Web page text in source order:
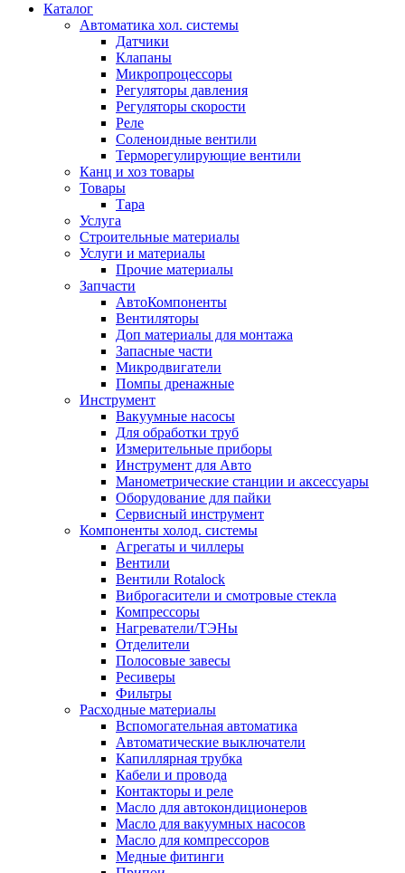
Каталог
Автоматика хол. системы
Датчики
Клапаны
Микропроцессоры
Регуляторы давления
Регуляторы скорости
Реле
Соленоидные вентили
Терморегулирующие вентили
Канц и хоз товары
Товары
Тара
Услуга
Строительные материалы
Услуги и материалы
Прочие материалы
Запчасти
АвтоКомпоненты
Вентиляторы
Доп материалы для монтажа
Запасные части
Микродвигатели
Помпы дренажные
Инструмент
Вакуумные насосы
Для обработки труб
Измерительные приборы
Инструмент для Авто
Манометрические станции и аксессуары
Оборудование для пайки
Сервисный инструмент
Компоненты холод. системы
Агрегаты и чиллеры
Вентили
Вентили Rotalock
Виброгасители и смотровые стекла
Компрессоры
Нагреватели/ТЭНы
Отделители
Полосовые завесы
Ресиверы
Фильтры
Расходные материалы
Вспомогательная автоматика
Автоматические выключатели
Капиллярная трубка
Кабели и провода
Контакторы и реле
Масло для автокондиционеров
Масло для вакуумных насосов
Масло для компрессоров
Медные фитинги